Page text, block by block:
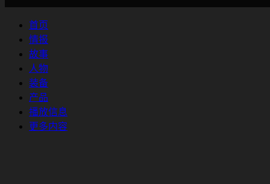
首页
情报
故事
人物
装备
产品
播放信息
更多内容